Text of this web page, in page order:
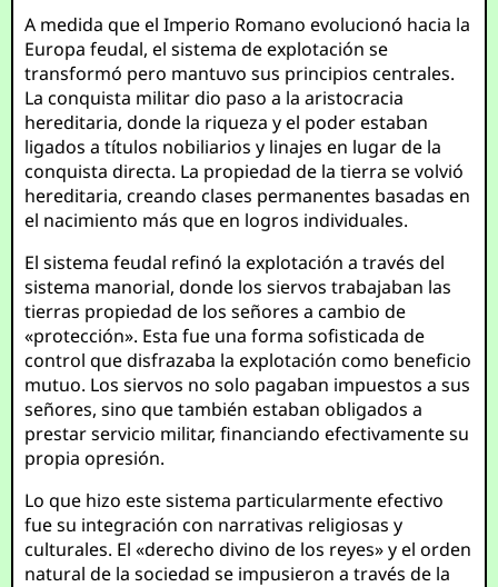
A medida que el Imperio Romano evolucionó hacia la
Europa feudal, el sistema de explotación se
transformó pero mantuvo sus principios centrales.
La conquista militar dio paso a la aristocracia
hereditaria, donde la riqueza y el poder estaban
ligados a títulos nobiliarios y linajes en lugar de la
conquista directa. La propiedad de la tierra se volvió
hereditaria, creando clases permanentes basadas en
el nacimiento más que en logros individuales.
El sistema feudal refinó la explotación a través del
sistema manorial, donde los siervos trabajaban las
tierras propiedad de los señores a cambio de
«protección». Esta fue una forma sofisticada de
control que disfrazaba la explotación como beneficio
mutuo. Los siervos no solo pagaban impuestos a sus
señores, sino que también estaban obligados a
prestar servicio militar, financiando efectivamente su
propia opresión.
Lo que hizo este sistema particularmente efectivo
fue su integración con narrativas religiosas y
culturales. El «derecho divino de los reyes» y el orden
natural de la sociedad se impusieron a través de la